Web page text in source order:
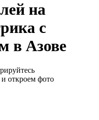
на
с
в Азове
откроем фото